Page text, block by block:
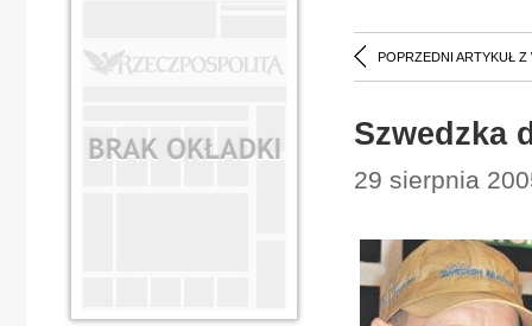
POPRZEDNI ARTYKUŁ Z
Szwedzka
29 sierpnia